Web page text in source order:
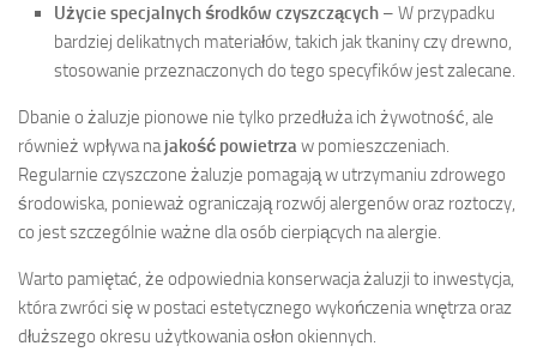
Użycie specjalnych środków czyszczących – W przypadku
bardziej delikatnych materiałów, takich jak tkaniny czy drewno,
stosowanie przeznaczonych do tego specyfików jest zalecane.
Dbanie o żaluzje pionowe nie tylko przedłuża ich żywotność, ale
również wpływa najakość powietrzaw pomieszczeniach.
Regularnie czyszczone żaluzje pomagają w utrzymaniu zdrowego
środowiska, ponieważ ograniczają rozwój alergenów oraz roztoczy,
co jest szczególnie ważne dla osób cierpiących na alergie.
Warto pamiętać, że odpowiednia konserwacja żaluzji to inwestycja,
która zwróci się w postaci estetycznego wykończenia wnętrza oraz
dłuższego okresu użytkowania osłon okiennych.